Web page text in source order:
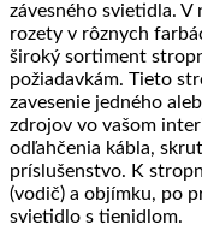
závesného svietidla.
rozety v rôznych
široký sortiment
požiadavkám. Tieto
zavesenie jedného
zdrojov vo vašom
odľahčenia kábla,
príslušenstvo. K
(vodič) a objímku, po
svietidlo s tienidlom.